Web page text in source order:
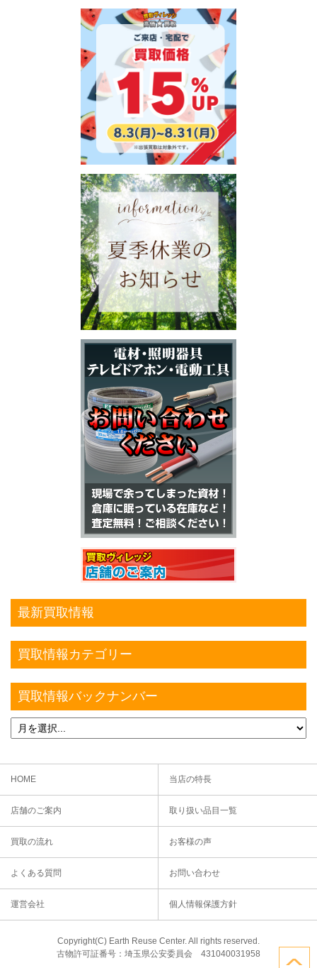
最新買取情報
買取情報カテゴリー
買取情報バックナンバー
HOME 当店の特長
店舗のご案内 取り扱い品目一覧
買取の流れ お客様の声
よくある質問 お問い合わせ
運営会社 個人情報保護方針
Copyright(C) Earth Reuse Center. All rights reserved.
古物許可証番号：埼玉県公安委員会 431040031958